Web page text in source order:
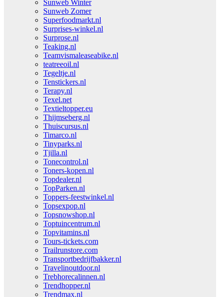
Sunweb Winter
Sunweb Zomer
Superfoodmarkt.nl
Surprises-winkel.nl
Surprose.nl
Teaking.nl
Teamvismaleaseabike.nl
teatreeoil.nl
Tegeltje.nl
Tenstickers.nl
Terapy.nl
Texel.net
Textieltopper.eu
Thijmseberg.nl
Thuiscursus.nl
Timarco.nl
Tinyparks.nl
Tjilla.nl
Tonecontrol.nl
Toners-kopen.nl
Topdealer.nl
TopParken.nl
Toppers-feestwinkel.nl
Topsexpop.nl
Topsnowshop.nl
Toptuincentrum.nl
Topvitamins.nl
Tours-tickets.com
Trailrunstore.com
Transportbedrijfbakker.nl
Travelinoutdoor.nl
Trebhorecalinnen.nl
Trendhopper.nl
Trendmax.nl